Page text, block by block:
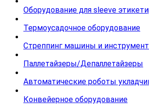
Оборудование для sleeve
Термоусадочное оборудование
Стреппинг машины и
Паллетайзеры/Депаллетайзеры
Автоматические роботы
Конвейерное оборудование